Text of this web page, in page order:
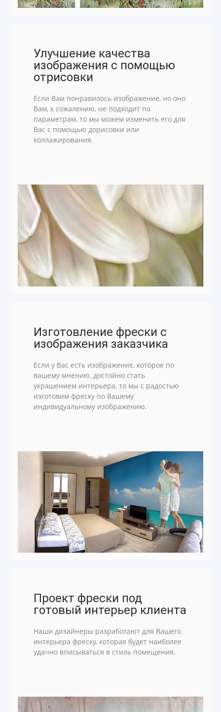
Улучшение качества
изображения с помощью
отрисовки
Если Вам понравилось изображение, но оно
Вам, к сожалению, не подходит по
параметрам, то мы можем изменить его для
Вас с помощью дорисовки или
коллажирования.
Изготовление фрески с
изображения заказчика
Если у Вас есть изображение, которое по
вашему мнению, достойно стать
украшением интерьера, то мы с радостью
изготовим фреску по Вашему
индивидуальному изображению.
Проект фрески под
готовый интерьер клиента
Наши дизайнеры разработают для Вашего
интерьера фреску, которая будет наиболее
удачно вписываться в стиль помещения.